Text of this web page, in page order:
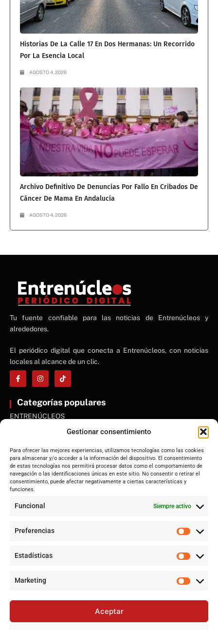
Gestionar consentimiento
Para ofrecer las mejores experiencias, utilizamos tecnologías como las cookies
para almacenar y/o acceder a la información del dispositivo. El consentimiento
de estas tecnologías nos permitirá procesar datos como el comportamiento de
navegación o las identificaciones únicas en este sitio. No consentir o retirar el
consentimiento, puede afectar negativamente a ciertas características y
funciones.
Funcional Siempre activo
Preferencias
Estadísticas
Marketing
Aceptar
Historias De La Calle 17 En Dos Hermanas: Un Recorrido
Por La Esencia Local
AGOSTO 4, 2026
Archivo Definitivo De Denuncias Por Fallo En Cribados De
Cáncer De Mama En Andalucía
AGOSTO 4, 2026
NE
NEWS ELEMENTOR
Tu fuente confiable para las noticias de Entrenúcleos y
alrededores.
El periódico digital que conecta a Entrenúcleos, con noticias
locales al alcance de un clic.
Categorías populares
ENTRENÚCLEOS
Andalucía
Internacional
Tecnología
Sociedad
Jujutsu Kaisen: El Shōnen que decidió evolucionar sin perder su
Historias de la Calle 17: Un recorrido por las memorias de Dos